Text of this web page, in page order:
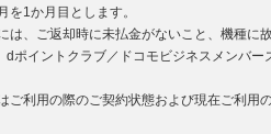
を1か月目とします。
は、ご返却時に未払金がないこと、機種に
dポイントクラブ／ドコモビジネスメンバ
ご利用の際のご契約状態および現在ご利用